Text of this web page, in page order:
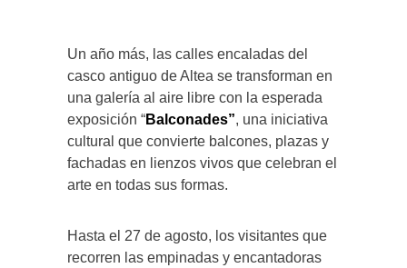
Un año más, las calles encaladas del
casco antiguo de Altea se transforman en
una galería al aire libre con la esperada
exposición “Balconades”, una iniciativa
cultural que convierte balcones, plazas y
fachadas en lienzos vivos que celebran el
arte en todas sus formas.
Hasta el 27 de agosto, los visitantes que
recorren las empinadas y encantadoras